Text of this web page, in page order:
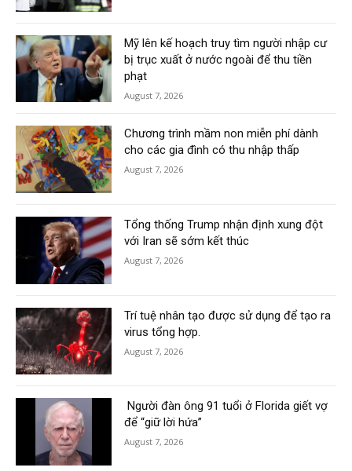
Mỹ lên kế hoạch truy tìm người nhập cư
bị trục xuất ở nước ngoài để thu tiền
phạt
August 7, 2026
Chương trình mầm non miễn phí dành
cho các gia đình có thu nhập thấp
August 7, 2026
Tổng thống Trump nhận định xung đột
với Iran sẽ sớm kết thúc
August 7, 2026
Trí tuệ nhân tạo được sử dụng để tạo ra
virus tổng hợp.
August 7, 2026
Người đàn ông 91 tuổi ở Florida giết vợ
để “giữ lời hứa”
August 7, 2026